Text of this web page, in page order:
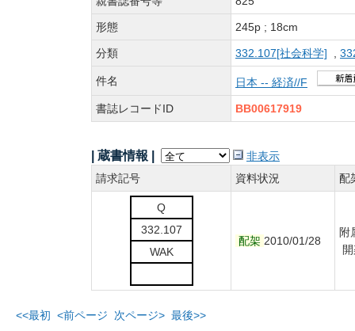
形態 245p ; 18cm
分類 332.107[社会科学]
件名 日本 -- 経済//F
書誌レコードID BB00617919
| 蔵書情報 |
非表示
請求記号
資料状況 配
Q
332.107
WAK
配架 2010/01/28
附
<<最初 <前ページ 次ページ> 最後>>